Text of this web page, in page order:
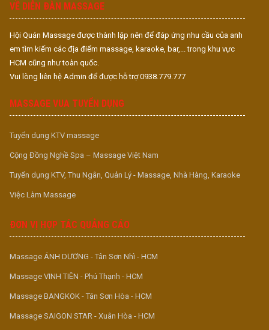
VỀ DIỄN ĐÀN MASSAGE
Hội Quán Massage được thành lập nên để đáp ứng nhu cầu của anh
em tìm kiếm các địa điểm massage, karaoke, bar,... trong khu vực
HCM cũng như toàn quốc.
Vui lòng liên hệ Admin để được hỗ trợ 0938.779.777
MASSAGE VUA TUYỂN DỤNG
Tuyển dụng KTV massage
Cộng Đồng Nghề Spa – Massage Việt Nam
Tuyển dụng KTV, Thu Ngân, Quản Lý - Massage, Nhà Hàng, Karaoke
Việc Làm Massage
ĐƠN VỊ HỢP TÁC QUẢNG CÁO
Massage ÁNH DƯƠNG - Tân Sơn Nhì - HCM
Massage VINH TIÊN - Phú Thạnh - HCM
Massage BANGKOK - Tân Sơn Hòa - HCM
Massage SAIGON STAR - Xuân Hòa - HCM